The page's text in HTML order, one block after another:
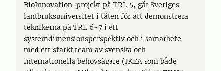
BioInnovation-projekt på TRL 5, går Sveriges
lantbruksuniversitet i täten för att demonstrera
teknikerna på TRL 6-7 i ett
systemdimensionsperspektiv och i samarbete
med ett starkt team av svenska och
internationella behovsägare (IKEA som både